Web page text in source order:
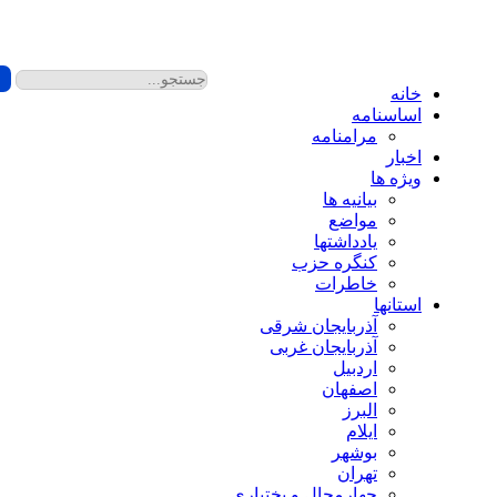
خانه
اساسنامه
مرامنامه
اخبار
ویژه ها
بیانیه ها
مواضع
یادداشتها
کنگره حزب
خاطرات
استانها
آذربایجان شرقی
آذربایجان غربی
اردبیل
اصفهان
البرز
ایلام
بوشهر
تهران